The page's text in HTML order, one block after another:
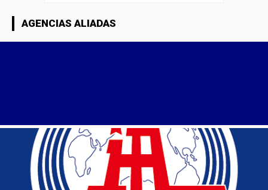
AGENCIAS ALIADAS